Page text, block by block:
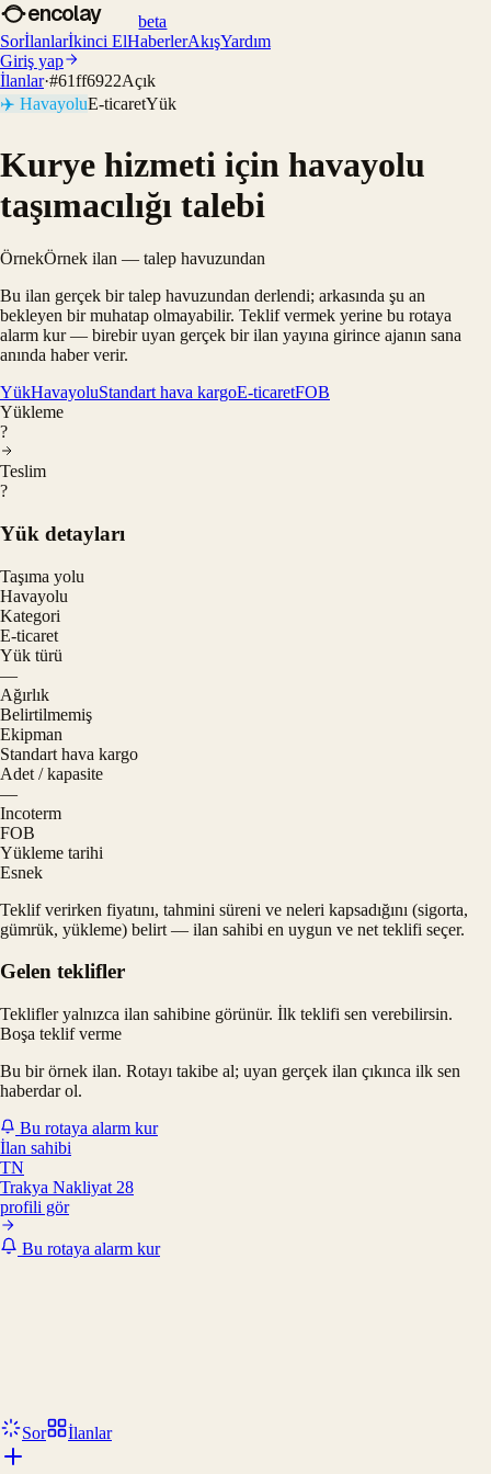
encolay
beta
Sorİlanlarİkinci ElHaberlerAkışYardım
Giriş yap
İlanlar·#61ff6922Açık
✈️ HavayoluE-ticaretYük
Kurye hizmeti için havayolu
taşımacılığı talebi
ÖrnekÖrnek ilan — talep havuzundan
Bu ilan gerçek bir talep havuzundan derlendi; arkasında şu an
bekleyen bir muhatap olmayabilir. Teklif vermek yerine bu rotaya
alarm kur — birebir uyan gerçek bir ilan yayına girince ajanın sana
anında haber verir.
YükHavayoluStandart hava kargoE-ticaretFOB
Yükleme
?
Teslim
?
Yük detayları
Taşıma yolu
Havayolu
Kategori
E-ticaret
Yük türü
—
Ağırlık
Belirtilmemiş
Ekipman
Standart hava kargo
Adet / kapasite
—
Incoterm
FOB
Yükleme tarihi
Esnek
Teklif verirken fiyatını, tahmini süreni ve neleri kapsadığını (sigorta,
gümrük, yükleme) belirt — ilan sahibi en uygun ve net teklifi seçer.
Gelen teklifler
Teklifler yalnızca ilan sahibine görünür. İlk teklifi sen verebilirsin.
Boşa teklif verme
Bu bir örnek ilan. Rotayı takibe al; uyan gerçek ilan çıkınca ilk sen
haberdar ol.
Bu rotaya alarm kur
İlan sahibi
TN
Trakya Nakliyat 28
profili gör
Bu rotaya alarm kur
Sor İlanlar